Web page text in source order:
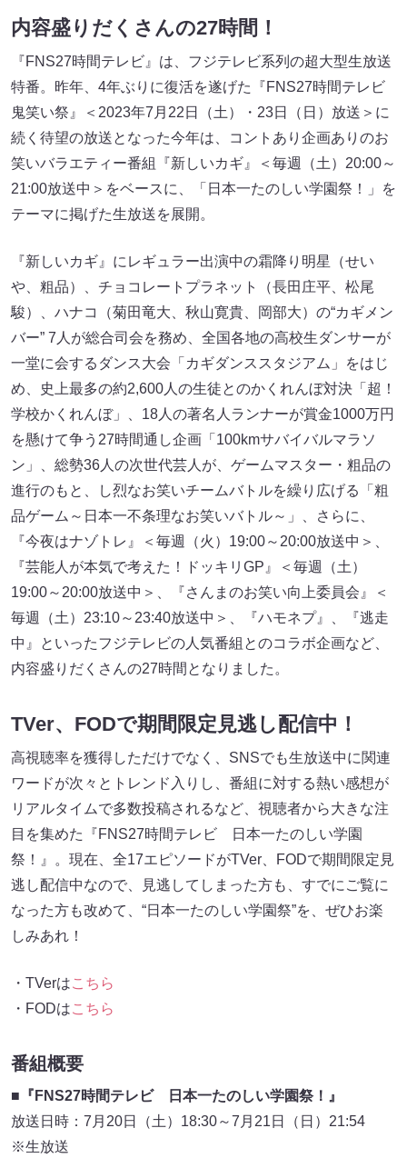
内容盛りだくさんの27時間！
『FNS27時間テレビ』は、フジテレビ系列の超大型生放送
特番。昨年、4年ぶりに復活を遂げた『FNS27時間テレビ
鬼笑い祭』＜2023年7月22日（土）・23日（日）放送＞に
続く待望の放送となった今年は、コントあり企画ありのお
笑いバラエティー番組『新しいカギ』＜毎週（土）20:00～
21:00放送中＞をベースに、「日本一たのしい学園祭！」を
テーマに掲げた生放送を展開。
『新しいカギ』にレギュラー出演中の霜降り明星（せい
や、粗品）、チョコレートプラネット（長田庄平、松尾
駿）、ハナコ（菊田竜大、秋山寛貴、岡部大）の“カギメン
バー” 7人が総合司会を務め、全国各地の高校生ダンサーが
一堂に会するダンス大会「カギダンススタジアム」をはじ
め、史上最多の約2,600人の生徒とのかくれんぼ対決「超！
学校かくれんぼ」、18人の著名人ランナーが賞金1000万円
を懸けて争う27時間通し企画「100kmサバイバルマラソ
ン」、総勢36人の次世代芸人が、ゲームマスター・粗品の
進行のもと、し烈なお笑いチームバトルを繰り広げる「粗
品ゲーム～日本一不条理なお笑いバトル～」、さらに、
『今夜はナゾトレ』＜毎週（火）19:00～20:00放送中＞、
『芸能人が本気で考えた！ドッキリGP』＜毎週（土）
19:00～20:00放送中＞、『さんまのお笑い向上委員会』＜
毎週（土）23:10～23:40放送中＞、『ハモネプ』、『逃走
中』といったフジテレビの人気番組とのコラボ企画など、
内容盛りだくさんの27時間となりました。
TVer、FODで期間限定見逃し配信中！
高視聴率を獲得しただけでなく、SNSでも生放送中に関連
ワードが次々とトレンド入りし、番組に対する熱い感想が
リアルタイムで多数投稿されるなど、視聴者から大きな注
目を集めた『FNS27時間テレビ 日本一たのしい学園
祭！』。現在、全17エピソードがTVer、FODで期間限定見
逃し配信中なので、見逃してしまった方も、すでにご覧に
なった方も改めて、“日本一たのしい学園祭”を、ぜひお楽
しみあれ！
・TVerはこちら
・FODはこちら
番組概要
■『FNS27時間テレビ 日本一たのしい学園祭！』
放送日時：7月20日（土）18:30～7月21日（日）21:54
※生放送